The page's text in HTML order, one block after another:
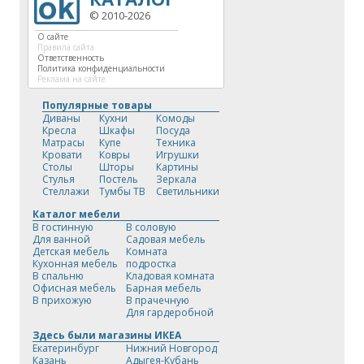
© 2010-2026
О сайте
Правила сайта
Ответственность
Политика конфиденциальности
Реклама на сайте
Популярные товары
Диваны
Кресла
Матрасы
Кровати
Столы
Стулья
Стеллажи
Кухни
Шкафы
Купе
Ковры
Шторы
Постель
Тумбы ТВ
Комоды
Посуда
Техника
Игрушки
Картины
Зеркала
Светильники
Каталог мебели
В гостинную
Для ванной
Детская мебель
Кухонная мебель
В спальню
Офисная мебель
В прихожую
В соловую
Садовая мебель
Комната
подростка
Кладовая комната
Барная мебель
В прачечную
Для гардеробной
Здесь были магазины ИКЕА
Екатеринбург
Казань
Нижний Новгород
Адыгея-Кубань